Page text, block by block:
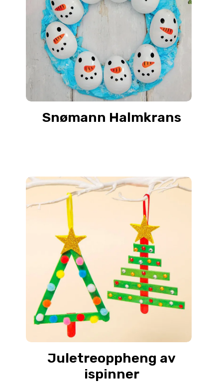
Snømann Halmkrans
Juletreoppheng av
ispinner